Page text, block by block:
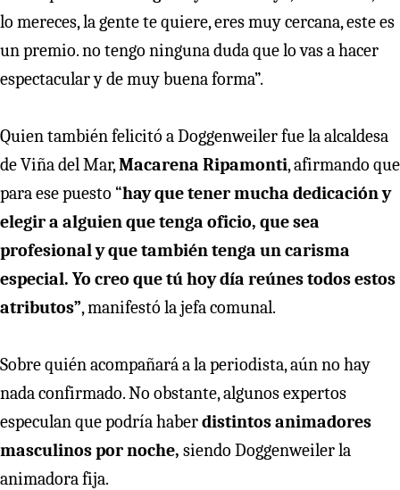
lo mereces, la gente te quiere, eres muy cercana, este es
un premio. no tengo ninguna duda que lo vas a hacer
espectacular y de muy buena forma”.
Quien también felicitó a Doggenweiler fue la alcaldesa
de Viña del Mar,Macarena Ripamonti, afirmando que
para ese puesto “hay que tener mucha dedicación y
elegir a alguien que tenga oficio, que sea
profesional y que también tenga un carisma
especial. Yo creo que tú hoy día reúnes todos estos
atributos”, manifestó la jefa comunal.
Sobre quién acompañará a la periodista, aún no hay
nada confirmado. No obstante, algunos expertos
especulan que podría haberdistintos animadores
masculinos por noche, siendo Doggenweiler la
animadora fija.